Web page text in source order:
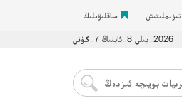
تىزىملىتىش ساقلىۋىلىڭ
2026-يىلى 8-ئاينىڭ 7-كۈنى